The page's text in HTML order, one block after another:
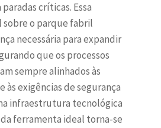
críticas. Essa
o parque fabril
necessária para expandir
que os processos
sempre alinhados às
às exigências de segurança
infraestrutura tecnológica
ferramenta ideal torna-se